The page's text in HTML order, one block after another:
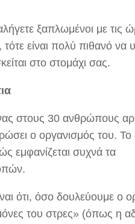
ξαπλωμένοι με τις
είναι πολύ πιθανό να
στο στομάχι σας.
στους 30 ανθρώπους
ο οργανισμός του. Το
εμφανίζεται συχνά τα
ότι, όσο δουλεύουμε ο
του στρες» (όπως η